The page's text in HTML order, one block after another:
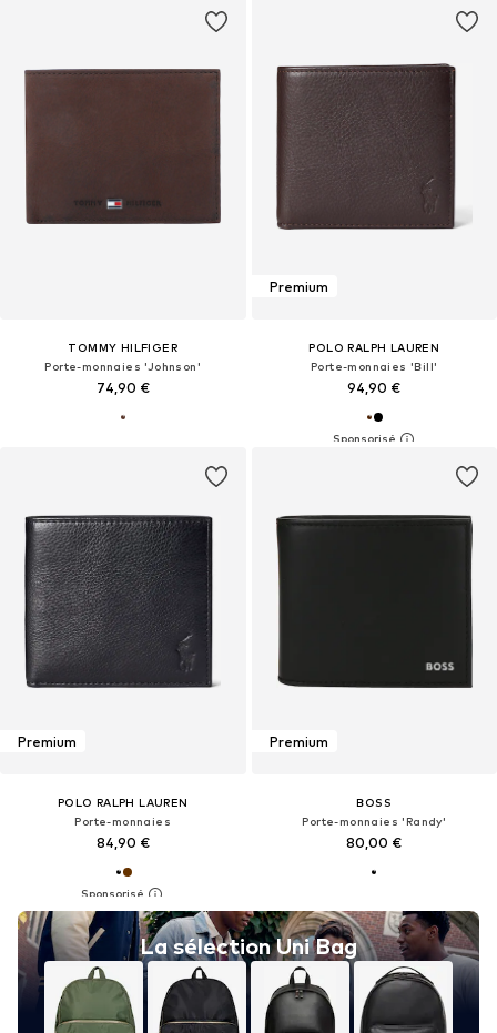
TOMMY HILFIGER
Porte-monnaies 'Johnson'
74,90 €
Premium
POLO RALPH LAUREN
Porte-monnaies 'Bill'
94,90 €
Premium
POLO RALPH LAUREN
Porte-monnaies
84,90 €
La sélection Uni Bag
Premium
BOSS
Porte-monnaies 'Randy'
80,00 €